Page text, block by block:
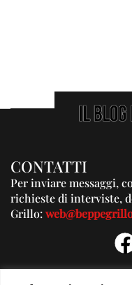
CONTATTI
Per inviare messaggi,
richieste di interviste,
Grillo: